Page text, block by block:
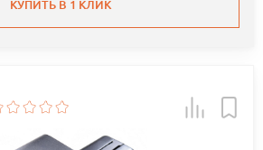
КУПИТЬ В 1 КЛИК